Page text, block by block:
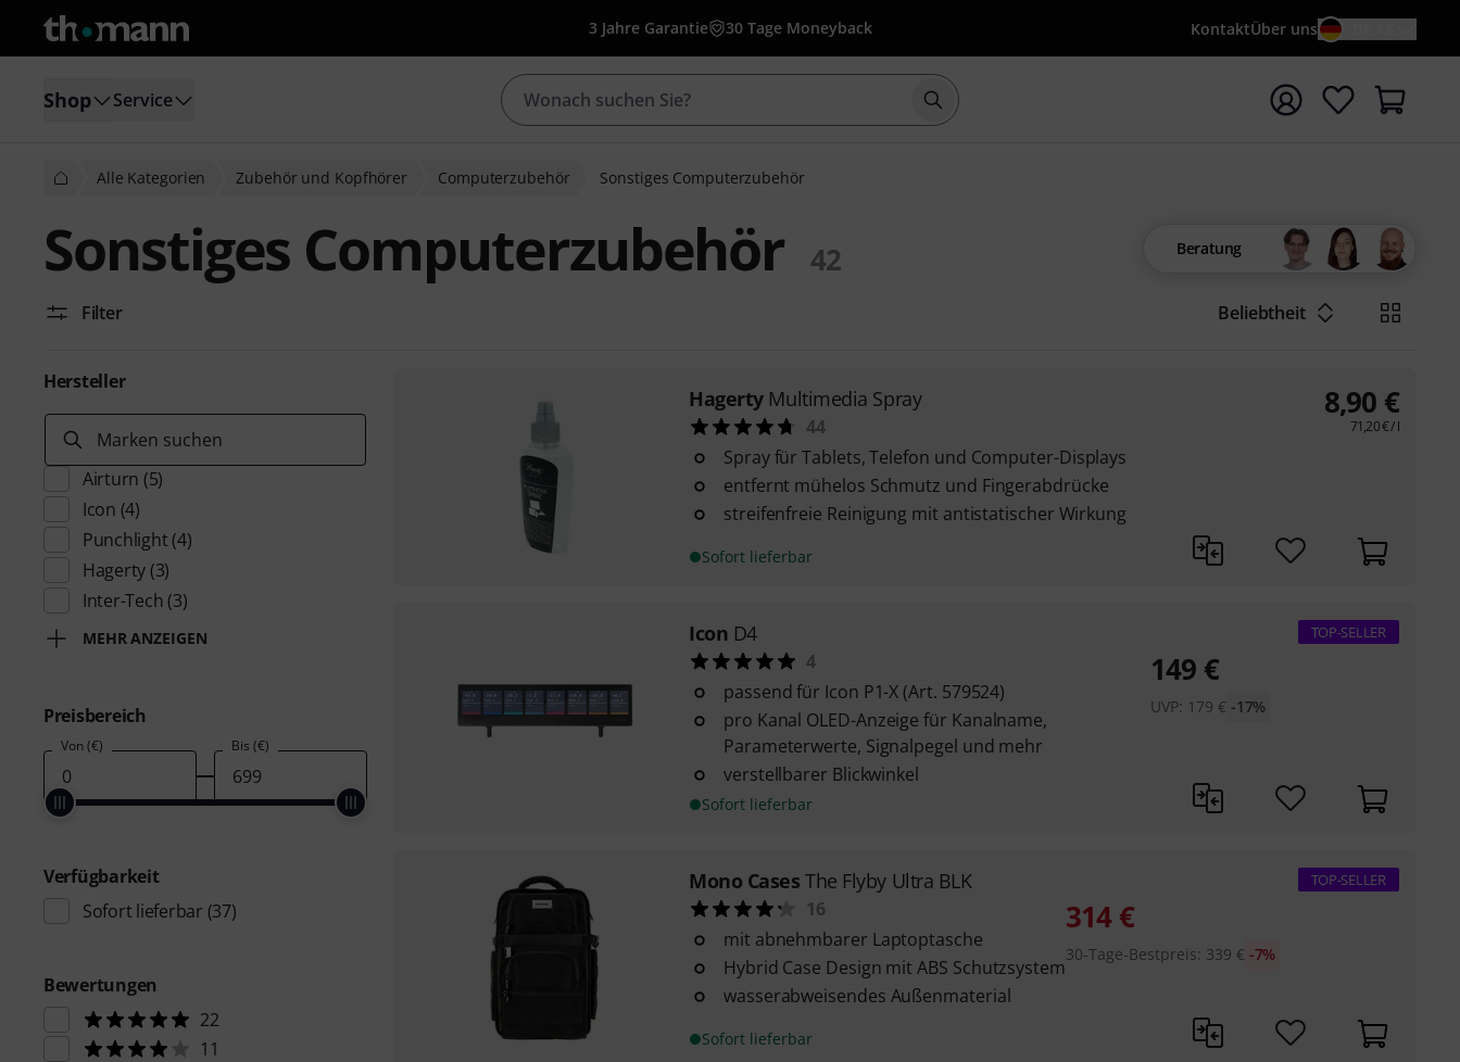
3 Jahre Garantie 30 Tage Moneyback KontaktÜber uns
Shop Service Suche mit Suchwort {searchTerm} starten
Alle Kategorien Zubehör und Kopfhörer Computerzubehör Sonstiges Computerzubehör
Sonstiges Computerzubehör 42 Beratung
Filter Beliebtheit
Hersteller
Marken suchen
Airturn (5)
Icon (4)
Punchlight (4)
Hagerty (3)
Inter-Tech (3)
MEHR ANZEIGEN
Preisbereich
Von (€) Bis (€)
Verfügbarkeit
Sofort lieferbar (37)
Bewertungen
22
11
Hagerty Multimedia Spray
44
Spray für Tablets, Telefon und Computer-Displays
entfernt mühelos Schmutz und Fingerabdrücke
streifenfreie Reinigung mit antistatischer Wirkung
Sofort lieferbar
8,90 €
71,20€/ l
Icon D4
4
passend für Icon P1-X (Art. 579524)
pro Kanal OLED-Anzeige für Kanalname,
Parameterwerte, Signalpegel und mehr
verstellbarer Blickwinkel
Sofort lieferbar
TOP-SELLER
149 €
UVP: 179 € -17%
Mono Cases The Flyby Ultra BLK
16
mit abnehmbarer Laptoptasche
Hybrid Case Design mit ABS Schutzsystem
wasserabweisendes Außenmaterial
Sofort lieferbar
TOP-SELLER
314 €
30-Tage-Bestpreis: 339 € -7%